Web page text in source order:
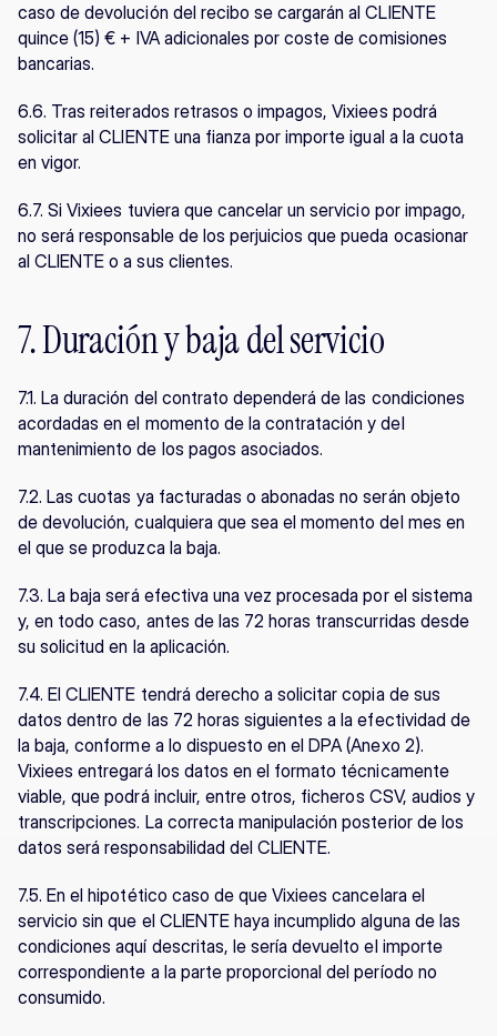
caso de devolución del recibo se cargarán al CLIENTE
quince (15) € + IVA adicionales por coste de comisiones
bancarias.
6.6. Tras reiterados retrasos o impagos, Vixiees podrá
solicitar al CLIENTE una fianza por importe igual a la cuota
en vigor.
6.7. Si Vixiees tuviera que cancelar un servicio por impago,
no será responsable de los perjuicios que pueda ocasionar
al CLIENTE o a sus clientes.
7. Duración y baja del servicio
7.1. La duración del contrato dependerá de las condiciones
acordadas en el momento de la contratación y del
mantenimiento de los pagos asociados.
7.2. Las cuotas ya facturadas o abonadas no serán objeto
de devolución, cualquiera que sea el momento del mes en
el que se produzca la baja.
7.3. La baja será efectiva una vez procesada por el sistema
y, en todo caso, antes de las 72 horas transcurridas desde
su solicitud en la aplicación.
7.4. El CLIENTE tendrá derecho a solicitar copia de sus
datos dentro de las 72 horas siguientes a la efectividad de
la baja, conforme a lo dispuesto en el DPA (Anexo 2).
Vixiees entregará los datos en el formato técnicamente
viable, que podrá incluir, entre otros, ficheros CSV, audios y
transcripciones. La correcta manipulación posterior de los
datos será responsabilidad del CLIENTE.
7.5. En el hipotético caso de que Vixiees cancelara el
servicio sin que el CLIENTE haya incumplido alguna de las
condiciones aquí descritas, le sería devuelto el importe
correspondiente a la parte proporcional del período no
consumido.